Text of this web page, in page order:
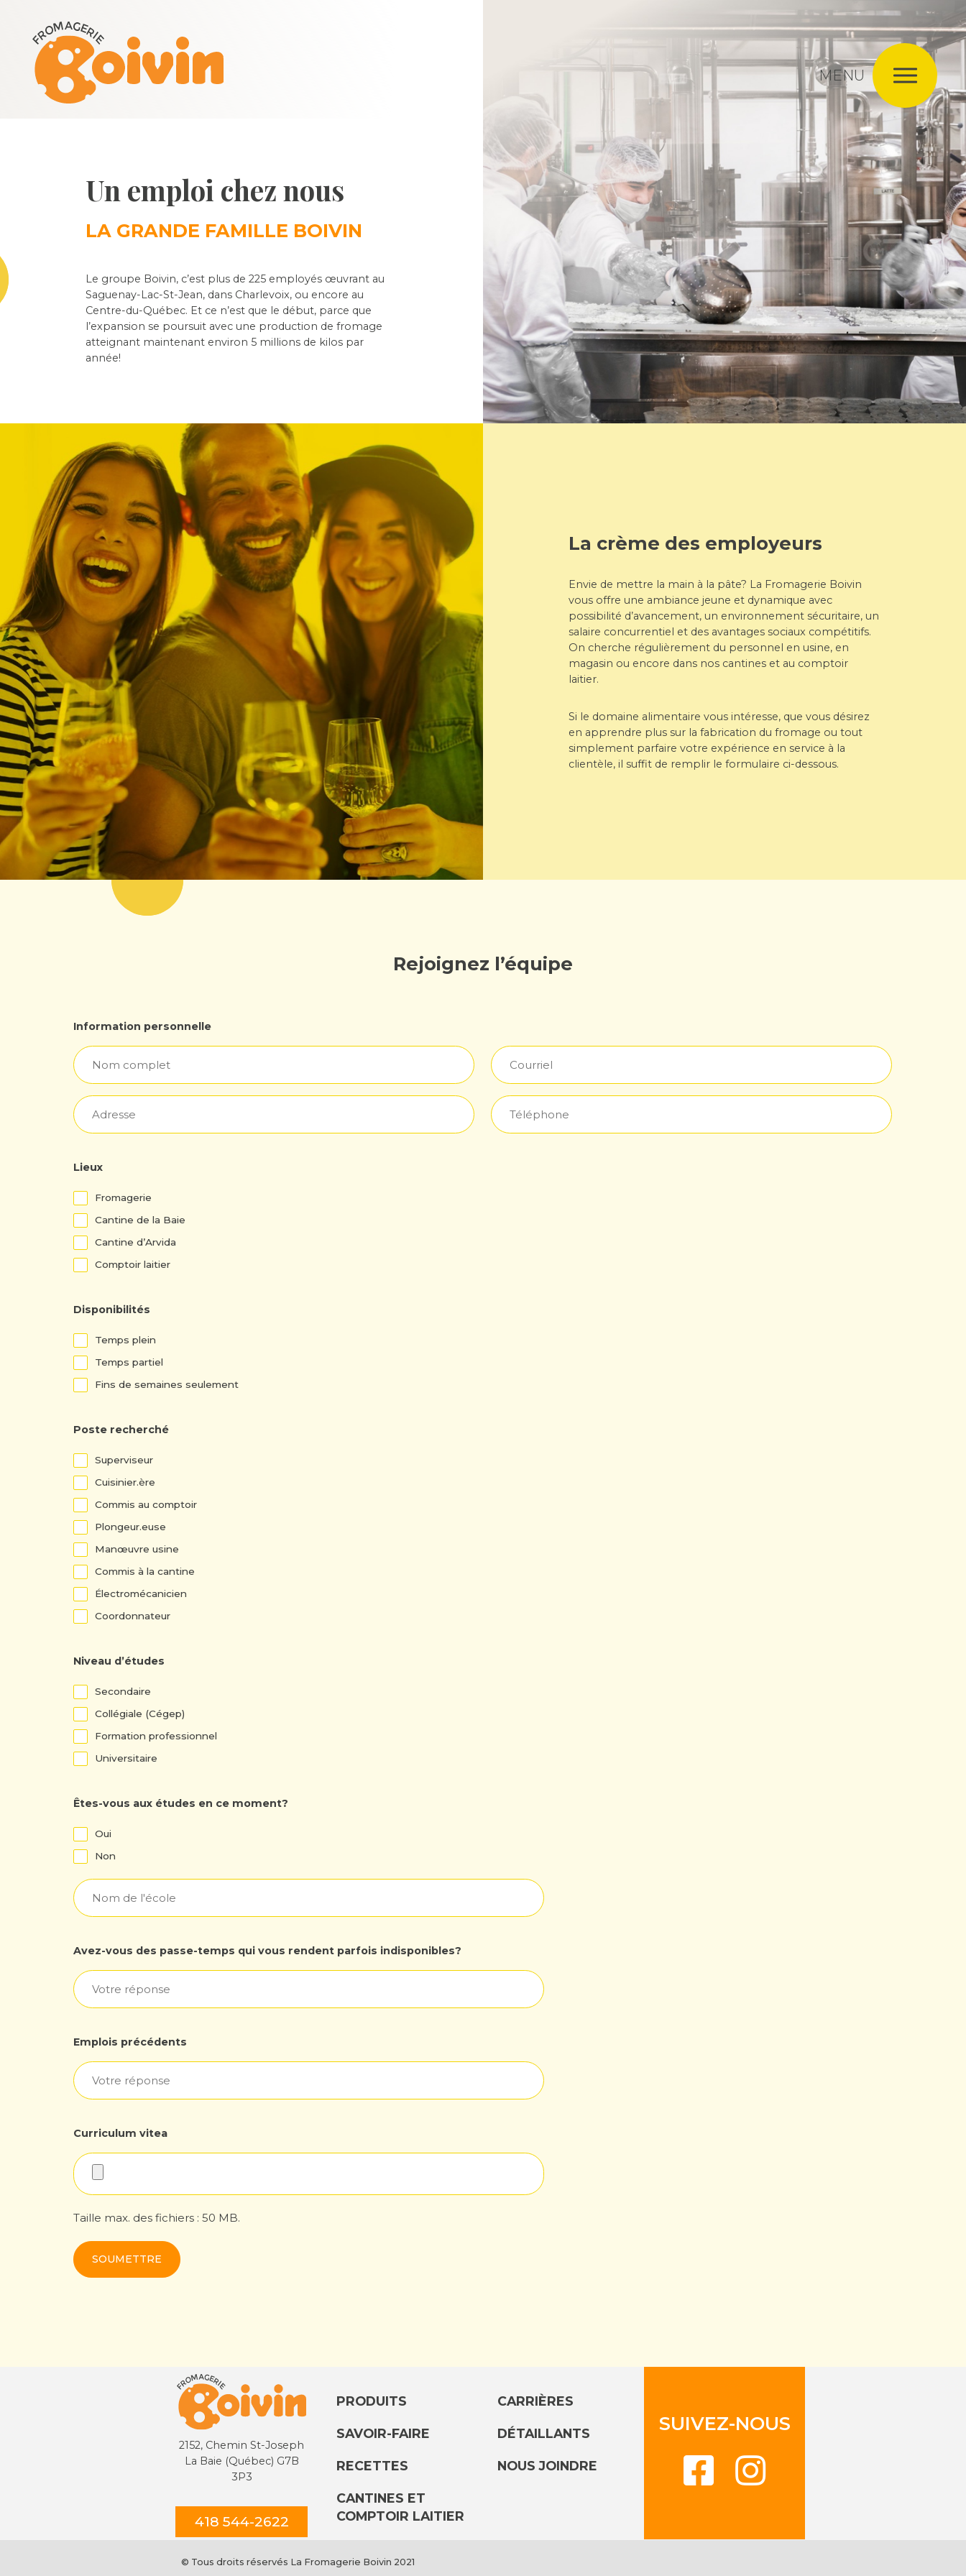
Un emploi chez nous
LA GRANDE FAMILLE BOIVIN
Le groupe Boivin, c’est plus de 225 employés œuvrant au
Saguenay-Lac-St-Jean, dans Charlevoix, ou encore au
Centre-du-Québec. Et ce n’est que le début, parce que
l’expansion se poursuit avec une production de fromage
atteignant maintenant environ 5 millions de kilos par
année!
La crème des employeurs
Envie de mettre la main à la pâte? La Fromagerie Boivin
vous offre une ambiance jeune et dynamique avec
possibilité d’avancement, un environnement sécuritaire, un
salaire concurrentiel et des avantages sociaux compétitifs.
On cherche régulièrement du personnel en usine, en
magasin ou encore dans nos cantines et au comptoir
laitier.
Si le domaine alimentaire vous intéresse, que vous désirez
en apprendre plus sur la fabrication du fromage ou tout
simplement parfaire votre expérience en service à la
clientèle, il suffit de remplir le formulaire ci-dessous.
Rejoignez l’équipe
Information personnelle
Nom
complet
(Nécessaire)
Courriel
Adresse Téléphone
Lieux
LieuxFromagerie
Cantine de la Baie
Cantine d’Arvida
Comptoir laitier
Disponibilités
LieuxTemps plein
Temps partiel
Fins de semaines seulement
Poste recherché
LieuxSuperviseur
Cuisinier.ère
Commis au comptoir
Plongeur.euse
Manœuvre usine
Commis à la cantine
Électromécanicien
Coordonnateur
Niveau d’études
LieuxSecondaire
Collégiale (Cégep)
Formation professionnel
Universitaire
Êtes-vous aux études en ce moment?
Lieux
Oui
Non
Nom
de
l'école
Avez-vous des passe-temps qui vous rendent parfois indisponibles?
Votre
réponse
passe
Emplois précédents
Votre
réponse
Emploi
Curriculum vitea
Taille max. des fichiers : 50 MB.
2152, Chemin St-Joseph
La Baie (Québec) G7B
3P3
418 544-2622
PRODUITS
SAVOIR-FAIRE
RECETTES
CANTINES ET
COMPTOIR LAITIER
CARRIÈRES
DÉTAILLANTS
NOUS JOINDRE
SUIVEZ-NOUS
© Tous droits réservés La Fromagerie Boivin 2021